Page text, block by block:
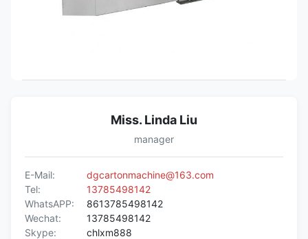
Miss. Linda Liu
manager
E-Mail:
dgcartonmachine@163.com
Tel:
13785498142
WhatsAPP:
8613785498142
Wechat:
13785498142
Skype:
chlxm888